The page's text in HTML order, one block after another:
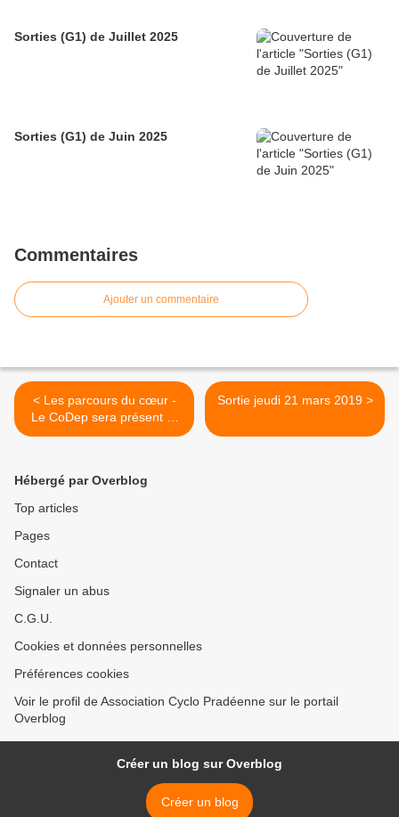
Sorties (G1) de Juillet 2025
Sorties (G1) de Juin 2025
Commentaires
Ajouter un commentaire
< Les parcours du cœur -
Le CoDep sera présent et
tient un stand pour vous
Sortie jeudi 21 mars 2019 >
Hébergé par Overblog
Top articles
Pages
Contact
Signaler un abus
C.G.U.
Cookies et données personnelles
Préférences cookies
Voir le profil de Association Cyclo Pradéenne sur le portail
Overblog
Créer un blog sur Overblog
Créer un blog